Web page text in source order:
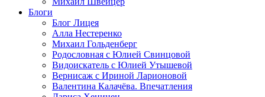
Блоги
Блог Лицея
Алла Нестеренко
Михаил Гольденберг
Родословная с Юлией Свинцовой
Видоискатель с Юлией Утышевой
Вернисаж с Ириной Ларионовой
Валентина Калачёва. Впечатления